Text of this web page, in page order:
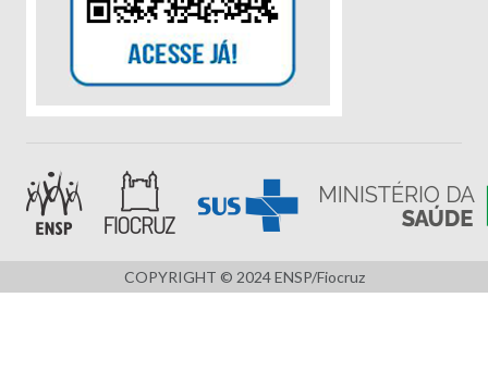
COPYRIGHT © 2024 ENSP/Fiocruz